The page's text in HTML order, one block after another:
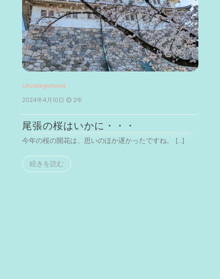
Uncategorized
2024年4月10日 2年
尾張の桜はいかに・・・
今年の桜の開花は、思いのほか遅かったですね。 […]
続きを読む